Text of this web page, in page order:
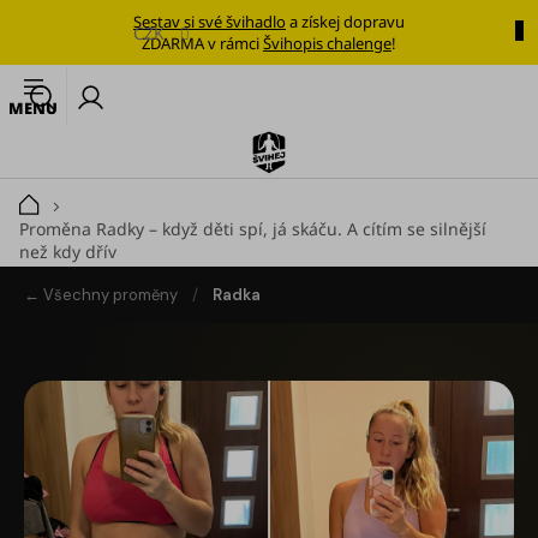
Sestav si své švihadlo a získej dopravu
ZDARMA v rámciŠvihopis chalenge!
CZK
🔥
Nejoblíbenější
Švihadla
Výhodné
sady
Oblečení
Doplňky
stravy
Tréninkové
Domů
Proměna Radky – když děti spí, já skáču. A cítím se silnější
než kdy dřív
← Všechny proměny / Radka